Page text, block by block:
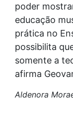
poder
educação
prática no
possibilita
somente a
afirma
Aldenora